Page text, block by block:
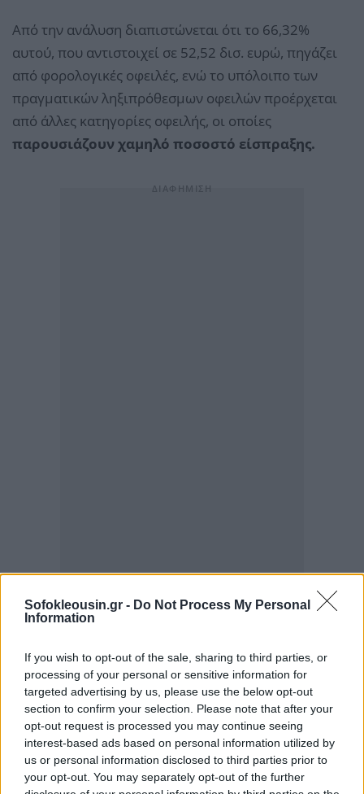
Sofokleousin.gr - Do Not Process My Personal
Information
If you wish to opt-out of the sale, sharing to third parties, or
processing of your personal or sensitive information for
targeted advertising by us, please use the below opt-out
section to confirm your selection. Please note that after your
opt-out request is processed you may continue seeing
interest-based ads based on personal information utilized by
us or personal information disclosed to third parties prior to
your opt-out. You may separately opt-out of the further
Από την ανάλυση διαπιστώνεται ότι το 66,32%
αυτού, που αντιστοιχεί σε 52,52 δισ. ευρώ, πηγάζει
από φορολογικές οφειλές, ενώ το υπόλοιπο των
πραγματικών ληξιπρόθεσμων οφειλών προέρχεται
από άλλες κατηγορίες οφειλής, οι οποίες
παρουσιάζουν χαμηλό ποσοστό είσπραξης.
Σε αυτές, σύμφωνα με στοιχεία της ΑΑΔΕ,
περιλαμβάνονται ταπρόστιμα(φορολογικά και μη
φορολογικά) τα οποία αποτελούν το 22,22% του
πραγματικού ληξιπρόθεσμου υπολοίπου, καθώς
αγγίζουν τα 17,59 δις ευρώ και οιμη φορολογικές